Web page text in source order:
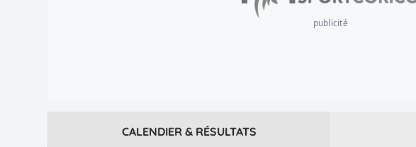
publicité
CALENDIER & RÉSULTATS